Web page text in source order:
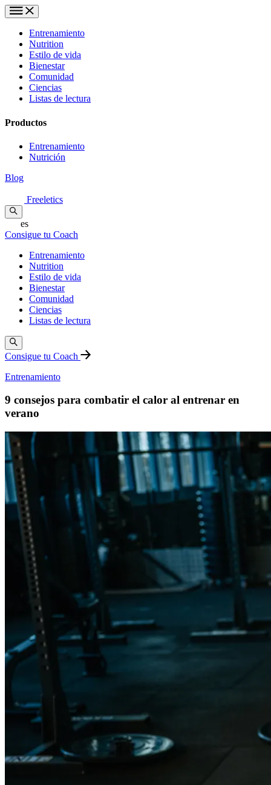
Entrenamiento
Nutrition
Estilo de vida
Bienestar
Comunidad
Ciencias
Listas de lectura
Productos
Entrenamiento
Nutrición
Blog
Freeletics
es
Consigue tu Coach
Entrenamiento
Nutrition
Estilo de vida
Bienestar
Comunidad
Ciencias
Listas de lectura
Consigue tu Coach
Entrenamiento
9 consejos para combatir el calor al entrenar en
verano